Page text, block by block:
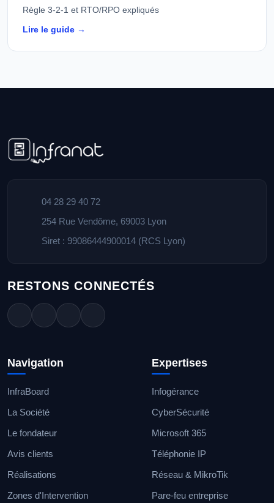
Règle 3-2-1 et RTO/RPO expliqués
Lire le guide →
04 28 29 40 72
254 Rue Vendôme, 69003 Lyon
Siret : 99086444900014 (RCS Lyon)
RESTONS CONNECTÉS
Navigation
InfraBoard
La Société
Le fondateur
Avis clients
Réalisations
Zones d'Intervention
Expertises
Infogérance
CyberSécurité
Microsoft 365
Téléphonie IP
Réseau & MikroTik
Pare-feu entreprise